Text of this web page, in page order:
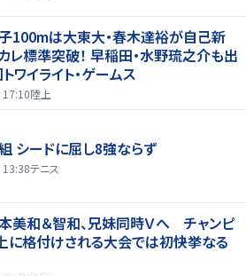
子100mは大東大・春木達裕が自己新
レ標準突破！ 早稲田・水野琉之介も出
ワイライト・ゲームス
陸上
シードに屈し8強ならず
テニス
本美和＆智和、兄妹同時Ｖへ チャンピ
に格付けされる大会では初快挙なる